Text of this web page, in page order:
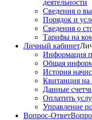
деятельности
Сведения о
Порядок и
Сведения о
Тарифы на
Личный кабинет
Информация
Общая
История
Квитанция на
Данные
Оплатить
Управление
Вопрос-Ответ